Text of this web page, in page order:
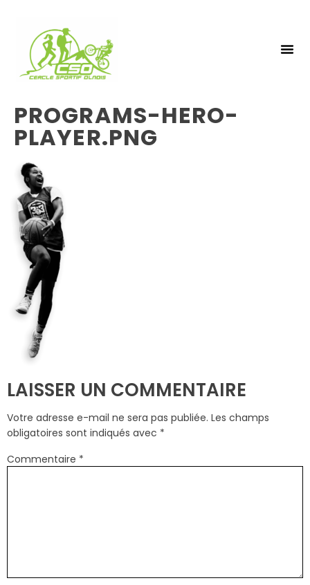
PROGRAMS-HERO-
PLAYER.PNG
LAISSER UN COMMENTAIRE
Votre adresse e-mail ne sera pas publiée. Les champs
obligatoires sont indiqués avec *
Commentaire *